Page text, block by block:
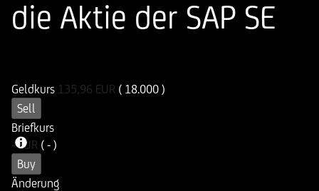
die Aktie der SAP SE
Geldkurs 135,96 EUR ( 18.000 )
Sell
Briefkurs
-EUR ( - )
Buy
Änderung